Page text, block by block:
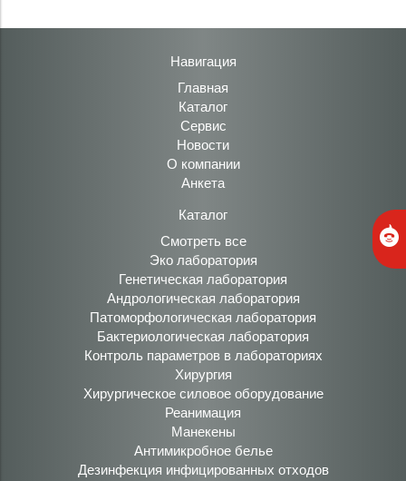
Навигация
Главная
Каталог
Сервис
Новости
О компании
Анкета
Каталог
Смотреть все
Эко лаборатория
Генетическая лаборатория
Андрологическая лаборатория
Патоморфологическая лаборатория
Бактериологическая лаборатория
Контроль параметров в лабораториях
Хирургия
Хирургическое силовое оборудование
Реанимация
Манекены
Антимикробное белье
Дезинфекция инфицированных отходов